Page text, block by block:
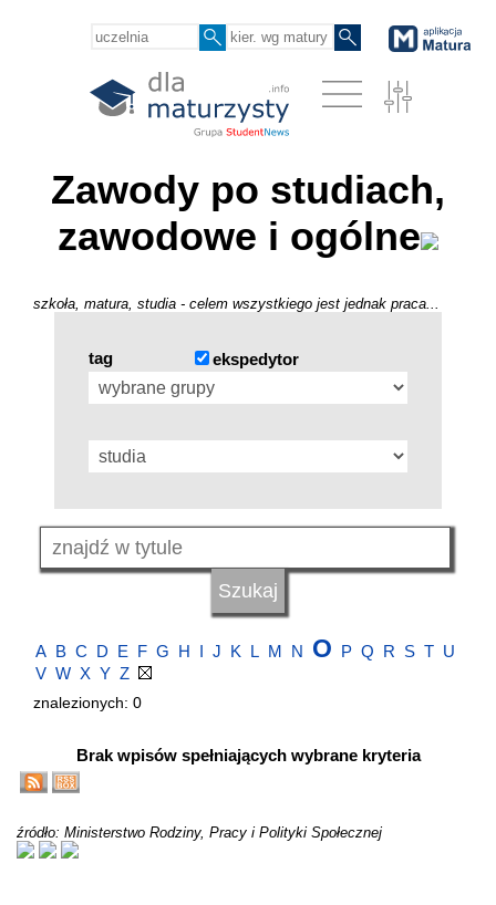
Zawody po studiach,
zawodowe i ogólne
szkoła, matura, studia - celem wszystkiego jest jednak praca...
tag ekspedytor
A B C D E F G H I J K L M N O P Q R S T U
V W X Y Z
znalezionych: 0
Brak wpisów spełniających wybrane kryteria
źródło: Ministerstwo Rodziny, Pracy i Polityki Społecznej